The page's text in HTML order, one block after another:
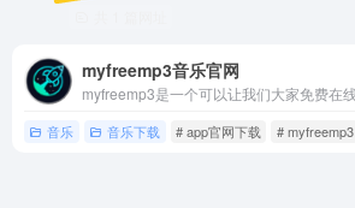
myfreemp3音乐官网
音乐 音乐下载 # app官网下载 # myfreemp3